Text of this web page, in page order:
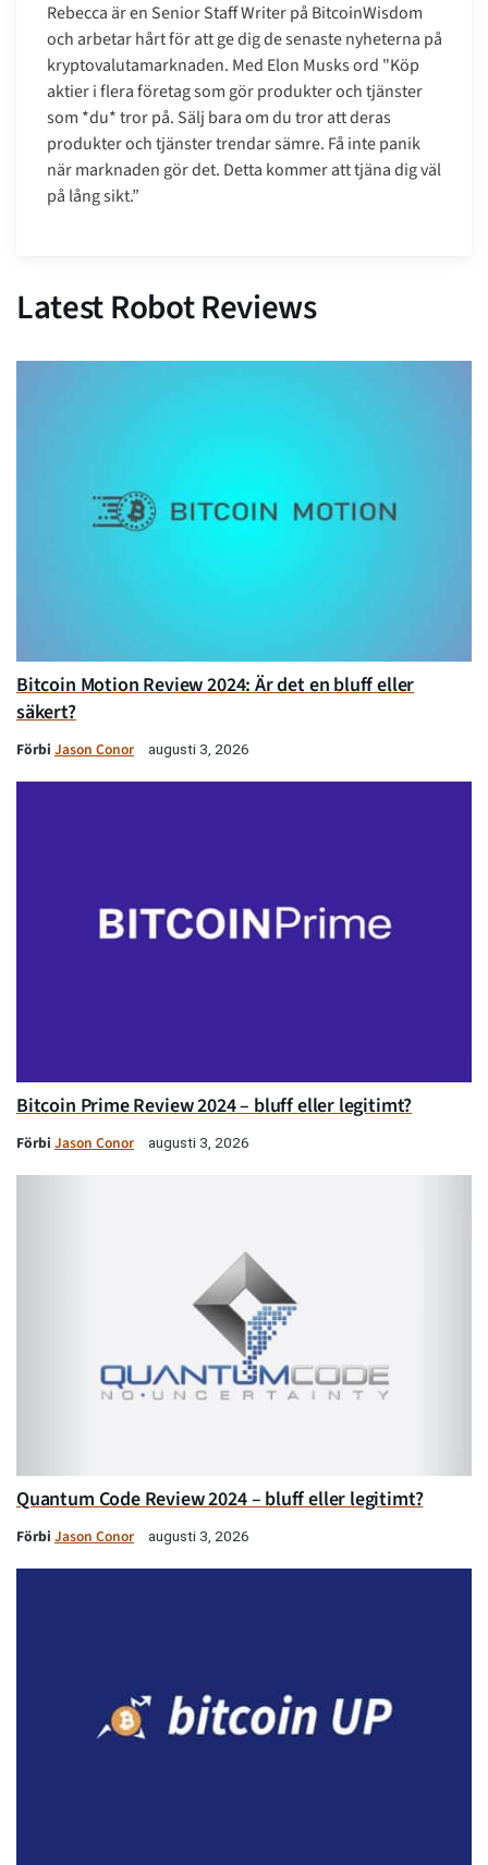
Rebecca är en Senior Staff Writer på BitcoinWisdom
och arbetar hårt för att ge dig de senaste nyheterna på
kryptovalutamarknaden. Med Elon Musks ord "Köp
aktier i flera företag som gör produkter och tjänster
som *du* tror på. Sälj bara om du tror att deras
produkter och tjänster trendar sämre. Få inte panik
när marknaden gör det. Detta kommer att tjäna dig väl
på lång sikt.”
Latest Robot Reviews
Bitcoin Motion Review 2024: Är det en bluff eller
säkert?
Förbi Jason Conor augusti 3, 2026
Bitcoin Prime Review 2024 – bluff eller legitimt?
Förbi Jason Conor augusti 3, 2026
Quantum Code Review 2024 – bluff eller legitimt?
Förbi Jason Conor augusti 3, 2026